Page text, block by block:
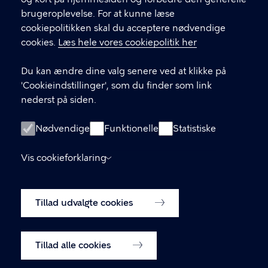
brugeroplevelse. For at kunne læse
cookiepolitikken skal du acceptere nødvendige
cookies. Læs hele vores cookiepolitik her
Du kan ændre dine valg senere ved at klikke på
'Cookieindstillinger', som du finder som link
nederst på siden.
Nødvendige Funktionelle Statistiske
Vis cookieforklaring
Tillad udvalgte cookies
Tillad alle cookies
GENVEJE
Digital Post
Databeskyttelse
Tilgængelighedserklæring
Om hjemmesiden
Cookiepolitik